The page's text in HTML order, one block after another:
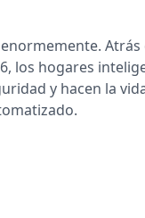
los hogares
y hacen la